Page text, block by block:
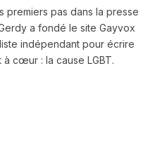
premiers pas dans la presse
a fondé le site Gayvox
indépendant pour écrire
à cœur : la cause LGBT.